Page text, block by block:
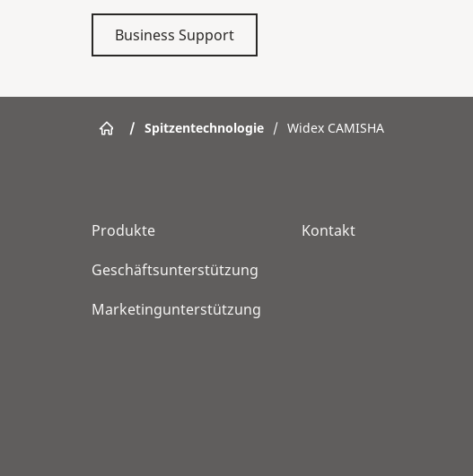
Business Support
/ Spitzentechnologie / Widex CAMISHA
Produkte
Geschäftsunterstützung
Marketingunterstützung
Kontakt